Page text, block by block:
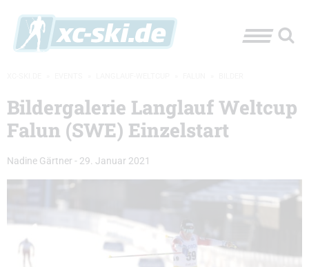
Bildergalerie Langlauf Weltcup
Falun (SWE) Einzelstart
Nadine Gärtner - 29. Januar 2021